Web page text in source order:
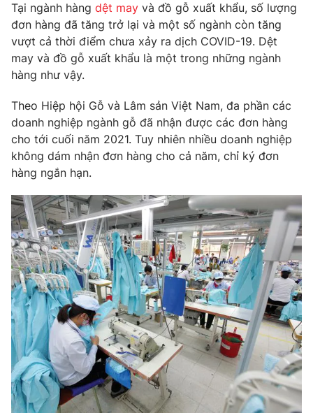
Phim VTV
Hậu trường
Nhân vật
Khán giả
Giải sao mai
Giải trí
Điện ảnh
Sao
Đời sống
Du lịch
Làm đẹp
Chất lượng cuộc sống
Giáo dục
Tuyển sinh
Học trực tuyến
Công nghệ
Hitech Công nghệ tương lai
Sản phẩm
Thị trường
Tư vấn
Giao lưu trực tuyến
Lịch phát sóng
Chuyên mục khác
Emagazine Podcast
Photo Infographic
Video Shorts video
Tại ngành hàng dệt may và đồ gỗ xuất khẩu, số lượng
đơn hàng đã tăng trở lại và một số ngành còn tăng
vượt cả thời điểm chưa xảy ra dịch COVID-19. Dệt
may và đồ gỗ xuất khẩu là một trong những ngành
hàng như vậy.
Theo Hiệp hội Gỗ và Lâm sản Việt Nam, đa phần các
doanh nghiệp ngành gỗ đã nhận được các đơn hàng
cho tới cuối năm 2021. Tuy nhiên nhiều doanh nghiệp
không dám nhận đơn hàng cho cả năm, chỉ ký đơn
hàng ngắn hạn.